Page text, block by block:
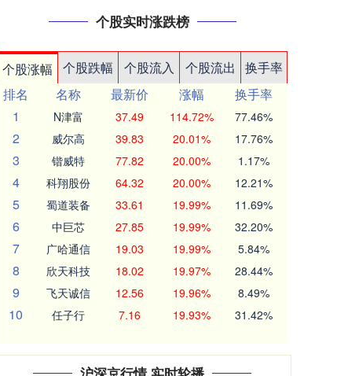
个股实时涨跌榜
个股涨幅 个股跌幅 个股流入 个股流出
换手率
排名
名称 最新价 涨幅
换手率
1
N津富 37.49 114.72% 77.46%
2 威尔高 39.83 20.01% 17.76%
3 锴威特 77.82 20.00% 1.17%
4 科翔股份 64.32 20.00% 12.21%
5 蜀道装备 33.61 19.99% 11.69%
6 中巨芯 27.85 19.99% 32.20%
7 广哈通信 19.03 19.99% 5.84%
8 欣天科技 18.02 19.97% 28.44%
9 飞天诚信 12.56 19.96% 8.49%
10 任子行 7.16 19.93% 31.42%